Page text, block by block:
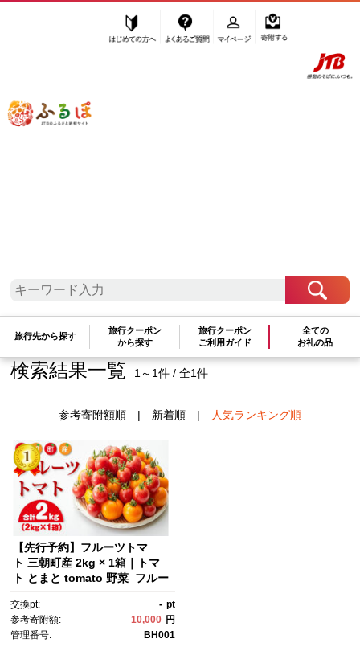
ふるぽ JTBのふるさと納税サイト
旅行先から探す
旅行クーポン
から探す
旅行クーポン
ご利用ガイド
全ての
お礼の品
検索結果一覧 1～1件 / 全1件
参考寄附額順| 新着順| 人気ランキング順
【先行予約】フルーツトマ
ト 三朝町産 2kg × 1箱｜トマ
ト とまと tomato 野菜 フルー
送 鮮度 新鮮 栄養 ギフト プレ
ゼント トマトジュース やさ
い サラダ トマト フルーツ ミ
交換pt: - pt
参考寄附額:
10,000 円
管理番号:
BH001